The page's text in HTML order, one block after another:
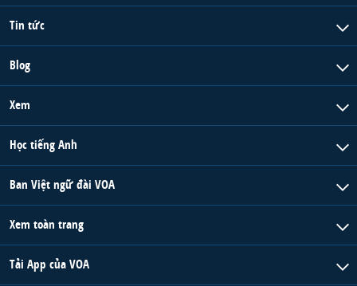
Tin tức
Blog
Xem
Học tiếng Anh
Ban Việt ngữ đài VOA
Xem toàn trang
Tải App của VOA